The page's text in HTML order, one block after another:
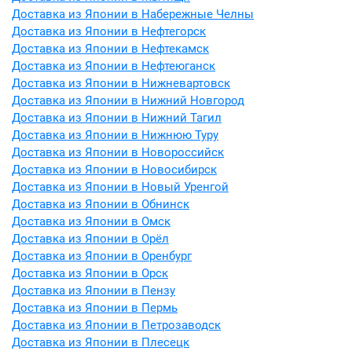
Доставка из Японии в Набережные Челны
Доставка из Японии в Нефтегорск
Доставка из Японии в Нефтекамск
Доставка из Японии в Нефтеюганск
Доставка из Японии в Нижневартовск
Доставка из Японии в Нижний Новгород
Доставка из Японии в Нижний Тагил
Доставка из Японии в Нижнюю Туру
Доставка из Японии в Новороссийск
Доставка из Японии в Новосибирск
Доставка из Японии в Новый Уренгой
Доставка из Японии в Обнинск
Доставка из Японии в Омск
Доставка из Японии в Орёл
Доставка из Японии в Оренбург
Доставка из Японии в Орск
Доставка из Японии в Пензу
Доставка из Японии в Пермь
Доставка из Японии в Петрозаводск
Доставка из Японии в Плесецк